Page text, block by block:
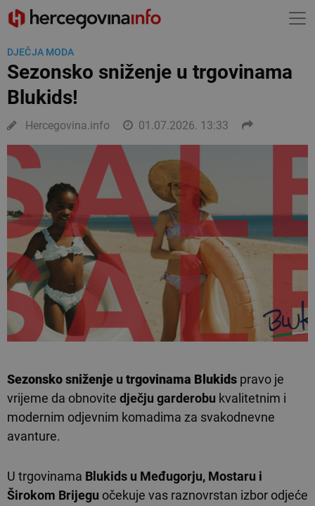
DJEČJA MODA
Sezonsko sniženje u trgovinama
Blukids!
Hercegovina.info 01.07.2026. 13:33
Sezonsko sniženje u trgovinama Blukids pravo je
vrijeme da obnovite dječju garderobu kvalitetnim i
modernim odjevnim komadima za svakodnevne
avanture.
U trgovinama Blukids u Međugorju, Mostaru i
Širokom Brijegu očekuje vas raznovrstan izbor odjeće